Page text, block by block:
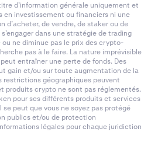
d’information générale uniquement et
en investissement ou financiers ni une
de vendre, de staker ou de
dans une stratégie de trading
ne diminue pas le prix des crypto-
pas à le faire. La nature imprévisible
entraîner une perte de fonds. Des
gain et/ou sur toute augmentation de la
géographiques peuvent
produits crypto ne sont pas réglementés.
pour ses différents produits et services
peut que vous ne soyez pas protégé
publics et/ou de protection
légales pour chaque juridiction